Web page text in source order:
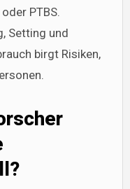
PTBS.
Setting und
birgt Risiken,